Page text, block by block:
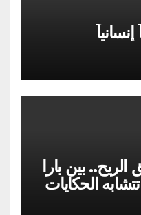
بين بارا
الحكايات